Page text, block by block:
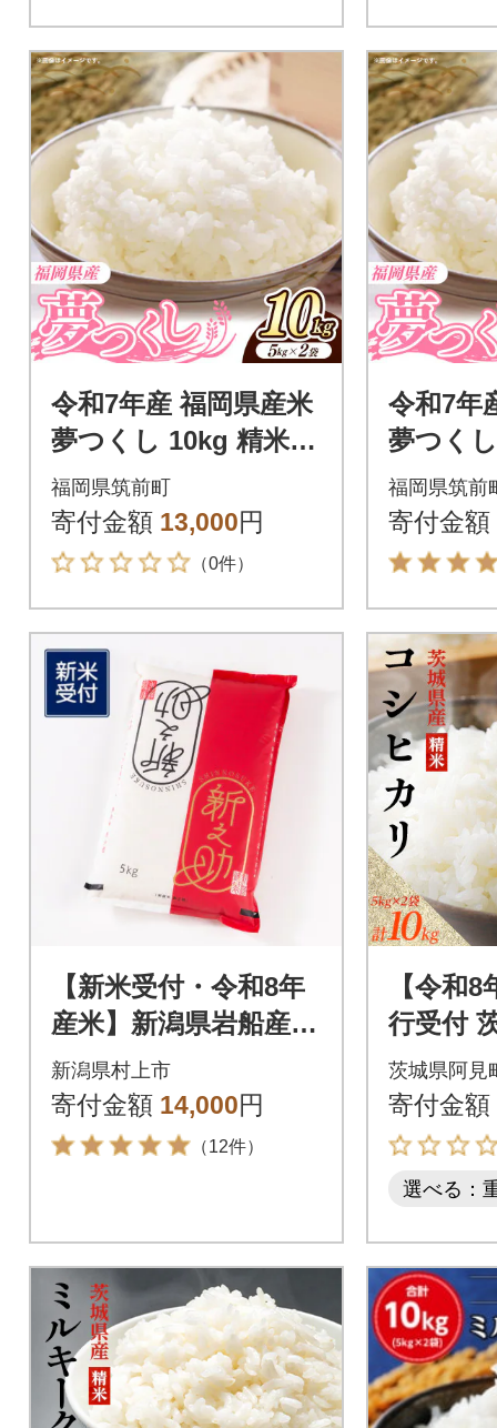
令和7年産 福岡県産米
夢つくし 10kg 精米
(筑前町)【価格改定】
福岡県筑前町
寄付金額 13,000円
（0件）
令和7年
夢つく
前町)【
福岡県筑前
寄付金額
【新米受付・令和8年
産米】新潟県岩船産
新之助 5kg 1013002N
新潟県村上市
寄付金額 14,000円
（12件）
【令和
行受付
ヒカリ
×2袋)
茨城県阿見
寄付金額
選べる：